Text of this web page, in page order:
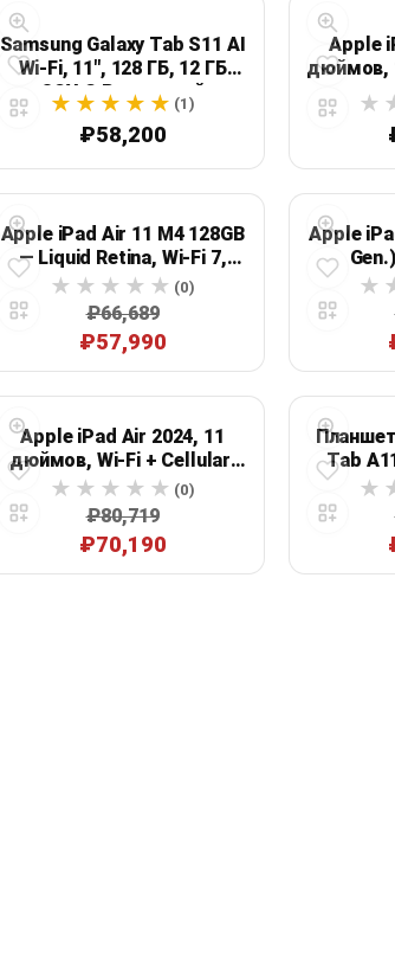
Samsung Galaxy Tab S11 AI
Wi‑Fi, 11", 128 ГБ, 12 ГБ
ОЗУ, S Pen, серый
(1)
₽58,200
Apple
дюймов,
Apple iPad Air 11 M4 128GB
— Liquid Retina, Wi‑Fi 7,
Touch ID, серый космос
(0)
₽66,689
₽57,990
Apple
Apple iPad Air 2024, 11
дюймов, Wi‑Fi + Cellular,
256 ГБ, серый(0)
₽80,719
₽70,190
Tab